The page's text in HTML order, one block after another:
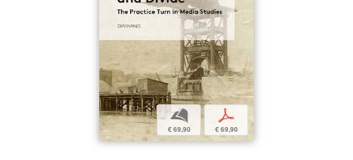
b
€ 69,90
p
€ 69,90